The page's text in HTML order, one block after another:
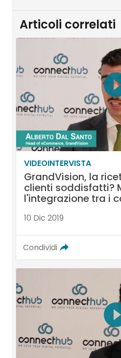
Articoli correlati
VIDEOINTERVISTA
GrandVision, la
clienti soddisfatti?
l'integrazione tra i
10 Dic 2019
Condividi